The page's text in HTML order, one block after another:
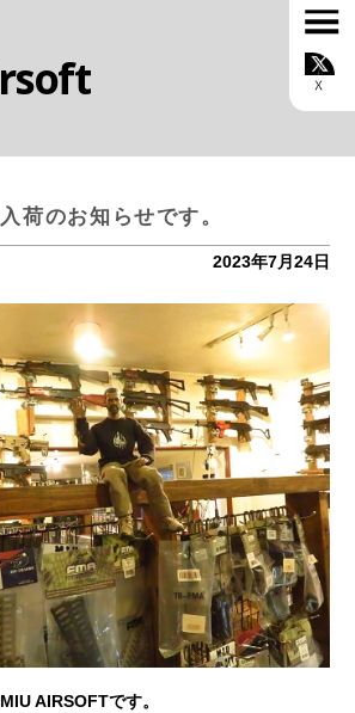
MIUについて
スタッフ紹介
ルール
ブログ
会社概要
荷のお知らせです。
2023年7月24日
AIRSOFTです。